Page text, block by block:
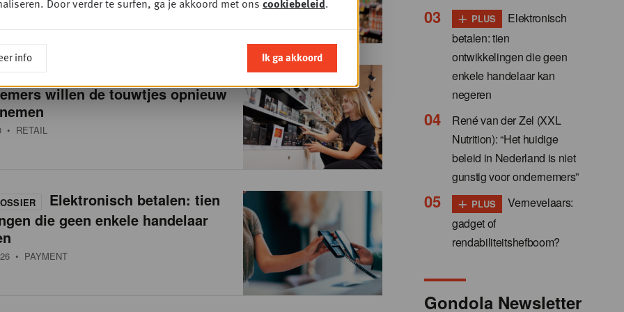
MARKETING
willen de touwtjes opnieuw
• RETAIL
Elektronisch betalen: tien
die geen enkele handelaar
• PAYMENT
+ PLUS
Elektronisch
betalen: tien
ontwikkelingen die geen
enkele handelaar kan
negeren
René van der Zel (XXL
Nutrition): “Het huidige
beleid in Nederland is niet
gunstig voor ondernemers”
+ PLUS
Vernevelaars:
gadget of
rendabiliteitshefboom?
Gondola Newsletter
Door verder te surfen, ga je akkoord met ons cookiebeleid.
info Ik ga akkoord